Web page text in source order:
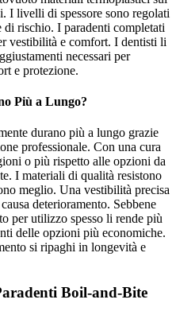
I livelli di spessore sono regolati
rischio. I paradenti completati
vestibilità e comfort. I dentisti li
necessari per
e protezione.
Più a Lungo?
durano più a lungo grazie
professionale. Con una cura
o più rispetto alle opzioni da
I materiali di qualità resistono
meglio. Una vestibilità precisa
deterioramento. Sebbene
per utilizzo spesso li rende più
delle opzioni più economiche.
si ripaghi in longevità e
Boil-and-Bite